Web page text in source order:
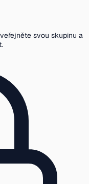
svou skupinu a